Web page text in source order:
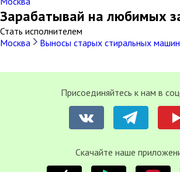
Зарабатывай на любимых
Стать исполнителем
Москва
Выносы старых стиральных
Присоединяйтесь к нам в
Cкачайте наше